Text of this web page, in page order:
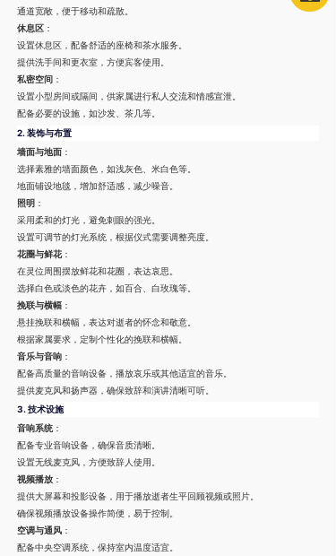
通道宽敞，便于移动和疏散。
休息区：
设置休息区，配备舒适的座椅和茶水服务。
提供洗手间和更衣室，方便宾客使用。
私密空间 ：
设置小型房间或隔间，供家属进行私人交流和情感宣泄。
配备必要的设施，如沙发、茶几等。
2. 装饰与布置
墙面与地面：
选择素雅的墙面颜色，如浅灰色、米白色等。
地面铺设地毯，增加舒适感，减少噪音。
照明 ：
采用柔和的灯光，避免刺眼的强光。
设置可调节的灯光系统，根据仪式需要调整亮度。
花圈与鲜花：
在灵位周围摆放鲜花和花圈，表达哀思。
选择白色或淡色的花卉，如百合、白玫瑰等。
挽联与横幅：
悬挂挽联和横幅，表达对逝者的怀念和敬意。
根据家属要求，定制个性化的挽联和横幅。
音乐与音响：
配备高质量的音响设备，播放哀乐或其他适宜的音乐。
提供麦克风和扬声器，确保致辞和演讲清晰可听。
3. 技术设施
音响系统：
配备专业音响设备，确保音质清晰。
设置无线麦克风，方便致辞人使用。
视频播放：
提供大屏幕和投影设备，用于播放逝者生平回顾视频或照片。
确保视频播放设备操作简便，易于控制。
空调与通风：
配备中央空调系统，保持室内温度适宜。